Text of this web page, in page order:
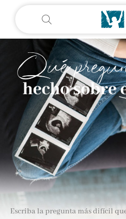
Escriba la pregunta más difícil